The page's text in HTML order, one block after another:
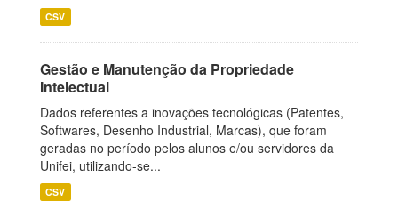
CSV
Gestão e Manutenção da Propriedade
Intelectual
Dados referentes a inovações tecnológicas (Patentes,
Softwares, Desenho Industrial, Marcas), que foram
geradas no período pelos alunos e/ou servidores da
Unifei, utilizando-se...
CSV